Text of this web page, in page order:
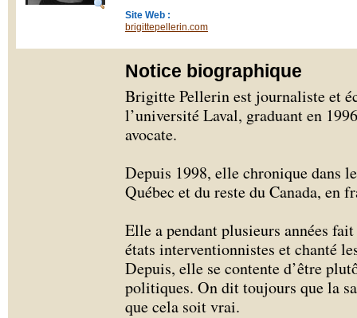
Site Web :
brigittepellerin.com
Notice biographique
Brigitte Pellerin est journaliste et
l’université Laval, graduant en
avocate.
Depuis 1998, elle chronique dans
Québec et du reste du Canada, en
Elle a pendant plusieurs années
états interventionnistes et chanté
Depuis, elle se contente d’être
politiques. On dit toujours que la
que cela soit vrai.